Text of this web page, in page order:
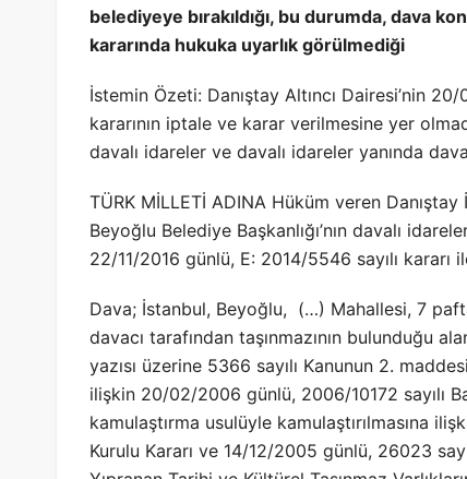
belediyeye bırakıldığı, bu durumda, dava
kararında hukuka uyarlık görülmediği
İstemin Özeti: Danıştay Altıncı Dairesi’nin
kararının iptale ve karar verilmesine yer
davalı idareler ve davalı idareler yanında
TÜRK MİLLETİ ADINA Hüküm veren
Beyoğlu Belediye Başkanlığı’nın davalı
22/11/2016 günlü, E: 2014/5546 sayılı
Dava; İstanbul, Beyoğlu, (…) Mahallesi, 7
davacı tarafından taşınmazının bulunduğu
yazısı üzerine 5366 sayılı Kanunun 2.
ilişkin 20/02/2006 günlü, 2006/10172 sayılı
kamulaştırma usulüyle kamulaştırılmasına
Kurulu Kararı ve 14/12/2005 günlü, 26023